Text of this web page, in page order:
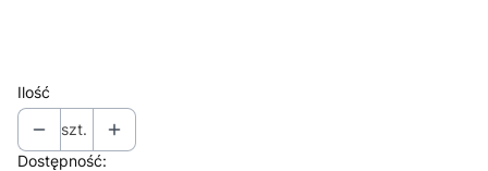
Ilość
szt.
Dostępność: